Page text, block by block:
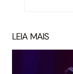
LEIA MAIS